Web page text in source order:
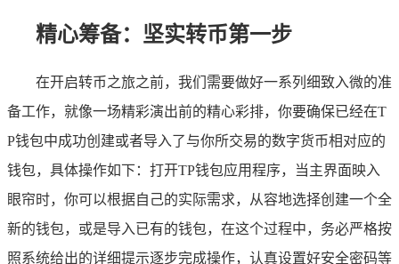
精心筹备：坚实转币第一步
在开启转币之旅之前，我们需要做好一系列细致入微的准
备工作，就像一场精彩演出前的精心彩排，你要确保已经在T
P钱包中成功创建或者导入了与你所交易的数字货币相对应的
钱包，具体操作如下：打开TP钱包应用程序，当主界面映入
眼帘时，你可以根据自己的实际需求，从容地选择创建一个全
新的钱包，或是导入已有的钱包，在这个过程中，务必严格按
照系统给出的详细提示逐步完成操作，认真设置好安全密码等